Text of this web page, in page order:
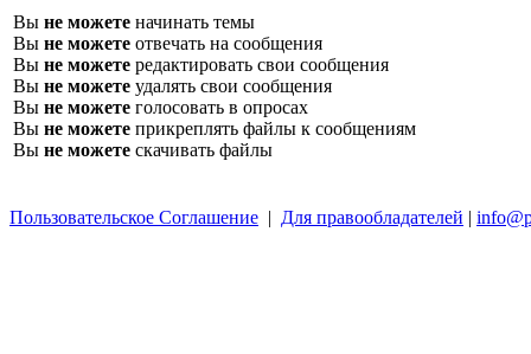
Вы не можете начинать темы
Вы не можете отвечать на сообщения
Вы не можете редактировать свои сообщения
Вы не можете удалять свои сообщения
Вы не можете голосовать в опросах
Вы не можете прикреплять файлы к сообщениям
Вы не можете скачивать файлы
Пользовательское Соглашение | Для правообладателей |